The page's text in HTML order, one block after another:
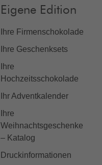
Eigene Edition
Ihre Firmenschokolade
Ihre Geschenksets
Ihre
Hochzeitsschokolade
Ihr Adventkalender
Ihre
Weihnachtsgeschenke
– Katalog
Druckinformationen